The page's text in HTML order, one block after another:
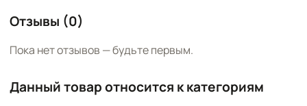
Отзывы (0)
Пока нет отзывов — будьте первым.
Данный товар относится к категориям